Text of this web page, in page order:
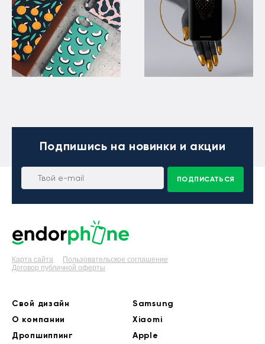
Подпишись на новинки и акции
ПОДПИСАТЬСЯ
Карта сайта
Пользовательское соглашение
Договор публичной оферты
Свой дизайн
О компании
Дропшиппинг
Samsung
Xiaomi
Apple